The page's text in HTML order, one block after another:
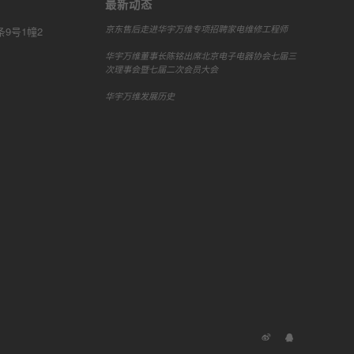
9号1幢2
最新动态
京东售后走进华宇万维专项招聘家电维修工程师
华宇万维董事长陈铭出席北京电子电器协会七届三
次理事会暨七届二次会员大会
华宇万维发展历史